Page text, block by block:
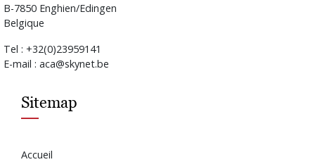
B-7850 Enghien/Edingen
Belgique
Tel : +32(0)23959141
E-mail : aca@skynet.be
Sitemap
Accueil